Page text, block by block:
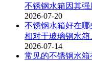
不锈钢水箱因其强
2026-07-20
不锈钢水箱好在哪
相对于玻璃钢水箱
2026-07-14
常见的不锈钢水箱